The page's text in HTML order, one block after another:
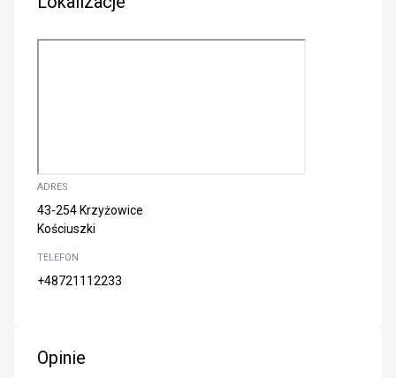
ADRES
43-254 Krzyżowice
Kościuszki
TELEFON
+48721112233
Opinie